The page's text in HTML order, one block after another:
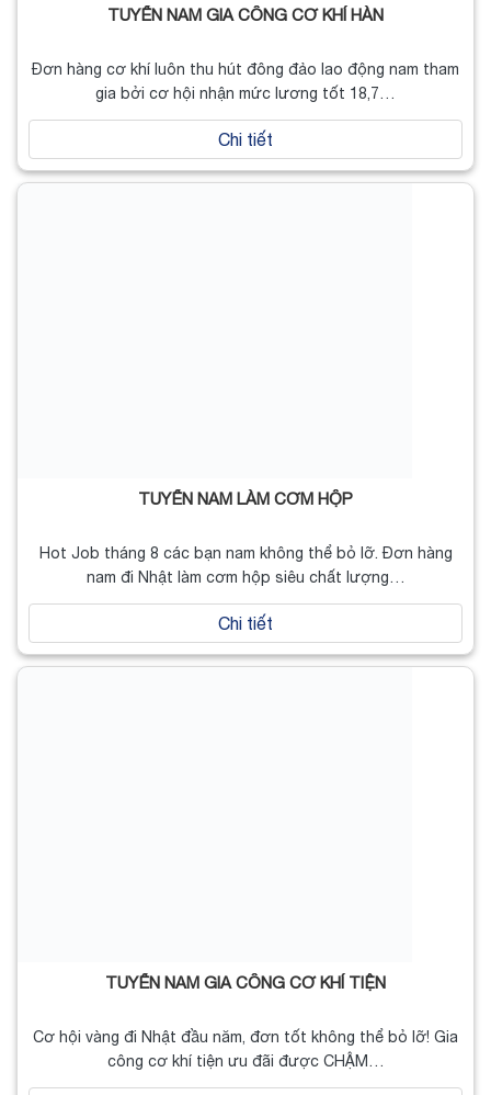
TUYỂN NAM GIA CÔNG CƠ KHÍ HÀN
Đơn hàng cơ khí luôn thu hút đông đảo lao động nam tham
gia bởi cơ hội nhận mức lương tốt 18,7…
Chi tiết
TUYỂN NAM LÀM CƠM HỘP
Hot Job tháng 8 các bạn nam không thể bỏ lỡ. Đơn hàng
nam đi Nhật làm cơm hộp siêu chất lượng…
Chi tiết
TUYỂN NAM GIA CÔNG CƠ KHÍ TIỆN
Cơ hội vàng đi Nhật đầu năm, đơn tốt không thể bỏ lỡ! Gia
công cơ khí tiện ưu đãi được CHẬM…